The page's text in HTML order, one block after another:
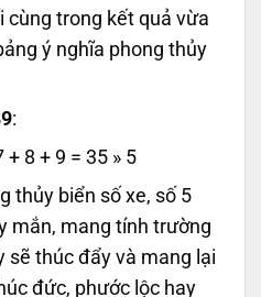
cùng trong kết quả vừa
ý nghĩa phong thủy
:
8 + 9 = 35 » 5
thủy biển số xe, số 5
mắn, mang tính trường
sẽ thúc đẩy và mang lại
đức, phước lộc hay